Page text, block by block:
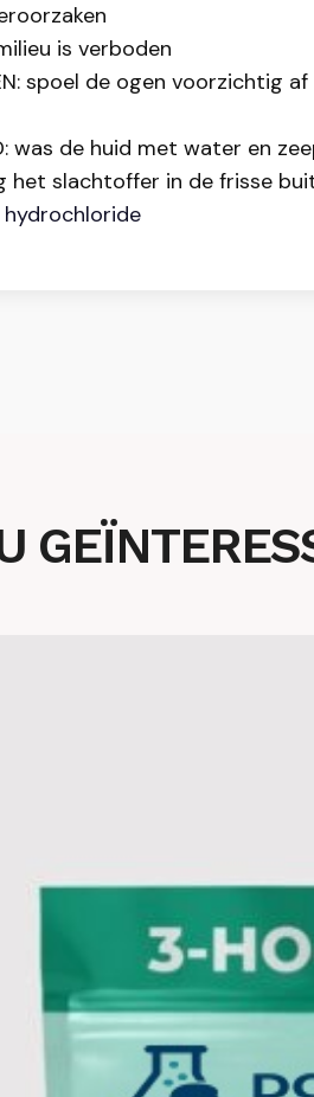
is verboden
spoel de ogen
was de huid met water en
het slachtoffer in de frisse
hydrochloride